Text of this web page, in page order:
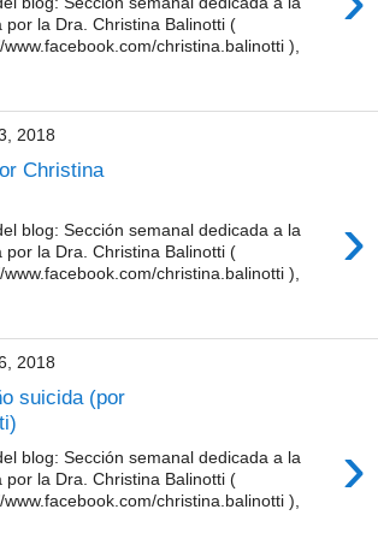
por la Dra. Christina Balinotti (
www.facebook.com/christina.balinotti ),
2018
Christina
›
blog: Sección semanal dedicada a la
por la Dra. Christina Balinotti (
www.facebook.com/christina.balinotti ),
2018
suicida (por
›
blog: Sección semanal dedicada a la
por la Dra. Christina Balinotti (
www.facebook.com/christina.balinotti ),